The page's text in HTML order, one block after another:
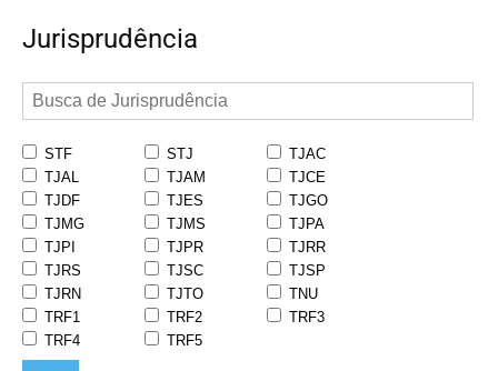
Jurisprudência
STF STJ
TJAC
TJAL
TJAM
TJCE
TJDF
TJES
TJGO
TJMG
TJMS
TJPA
TJPI
TJPR
TJRR
TJRS
TJSC
TJSP
TJRN
TJTO
TNU
TRF1
TRF2
TRF3
TRF4
TRF5